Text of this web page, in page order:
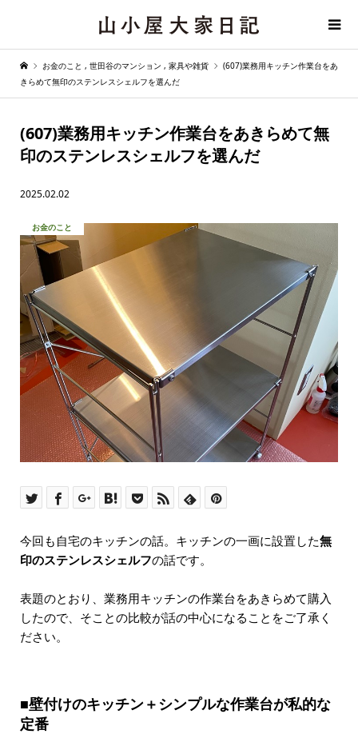
お金のこと , 世田谷のマンション , 家具や雑貨
(607)業務用キッチン作業台をあ
きらめて無印のステンレスシェルフを選んだ
(607)業務用キッチン作業台をあきらめて無
印のステンレスシェルフを選んだ
2025.02.02
お金のこと
今回も自宅のキッチンの話。キッチンの一画に設置した無
印のステンレスシェルフの話です。
表題のとおり、業務用キッチンの作業台をあきらめて購入
したので、そことの比較が話の中心になることをご了承く
ださい。
■壁付けのキッチン＋シンプルな作業台が私的な
定番